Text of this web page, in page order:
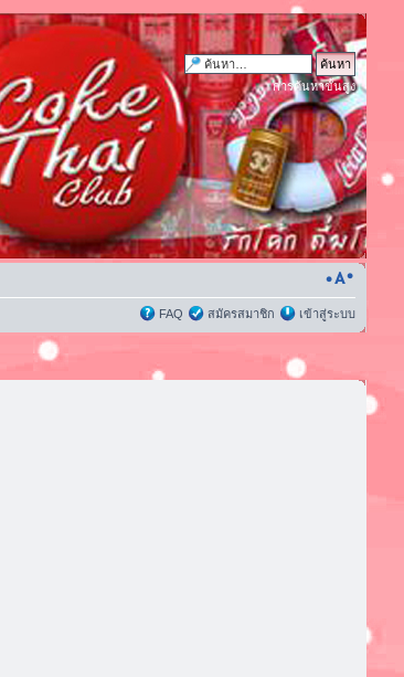
การค้นหาขั้นสูง
FAQ สมัครสมาชิก เข้าสู่ระบบ